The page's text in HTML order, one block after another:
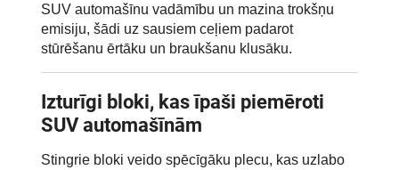
SUV automašīnu vadāmību un mazina trokšņu
emisiju, šādi uz sausiem ceļiem padarot
stūrēšanu ērtāku un braukšanu klusāku.
Izturīgi bloki, kas īpaši piemēroti
SUV automašīnām
Stingrie bloki veido spēcīgāku plecu, kas uzlabo